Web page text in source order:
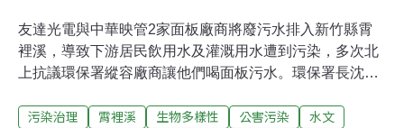
友達光電與中華映管2家面板廠商將廢污水排入新竹縣霄
裡溪，導致下游居民飲用水及灌溉用水遭到污染，多次北
上抗議環保署縱容廠商讓他們喝面板污水。環保署長沈世
此向新竹居民道歉，也要求華映於19日前提解決方案。沈
污染治理 霄裡溪 生物多樣性 公害污染
水文